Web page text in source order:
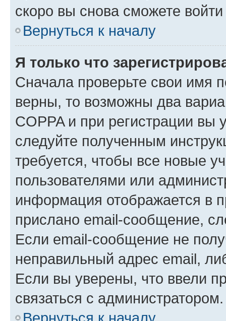
скоро вы снова сможете
Вернуться к началу
Я только что
Сначала проверьте свои имя
верны, то возможны два
COPPA и при регистрации вы
следуйте полученным
требуется, чтобы все новые
пользователями или
информация отображается в
прислано email-сообщение,
Если email-сообщение не
неправильный адрес email,
Если вы уверены, что ввели
связаться с администратором.
Вернуться к началу